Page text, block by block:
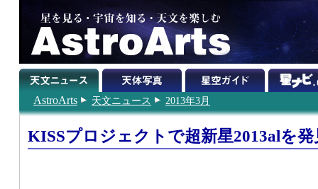
AstroArts 天文ニュース 2013年3月
KISSプロジェクトで超新星2013alを発